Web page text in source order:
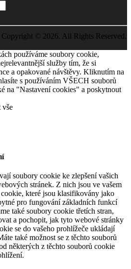
Copyright © 2026. All Rights Reserved.
používáme soubory cookie,
služby tím, že si
a opakované návštěvy. Kliknutím na
s používáním VŠECH souborů
na "Nastavení cookies" a poskytnout
vše
soubory cookie ke zlepšení vašich
stránek. Z nich jsou ve vašem
které jsou klasifikovány jako
pro fungování základních funkcí
také soubory cookie třetích stran,
a pochopit, jak tyto webové stránky
se do vašeho prohlížeče ukládají
také možnost se z těchto souborů
některých z těchto souborů cookie